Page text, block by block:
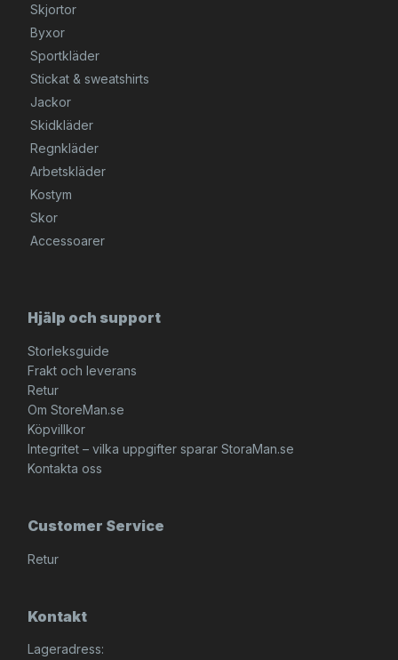
Skjortor
Byxor
Sportkläder
Stickat & sweatshirts
Jackor
Skidkläder
Regnkläder
Arbetskläder
Kostym
Skor
Accessoarer
Hjälp och support
Storleksguide
Frakt och leverans
Retur
Om StoreMan.se
Köpvillkor
Integritet – vilka uppgifter sparar StoraMan.se
Kontakta oss
Customer Service
Retur
Kontakt
Lageradress: